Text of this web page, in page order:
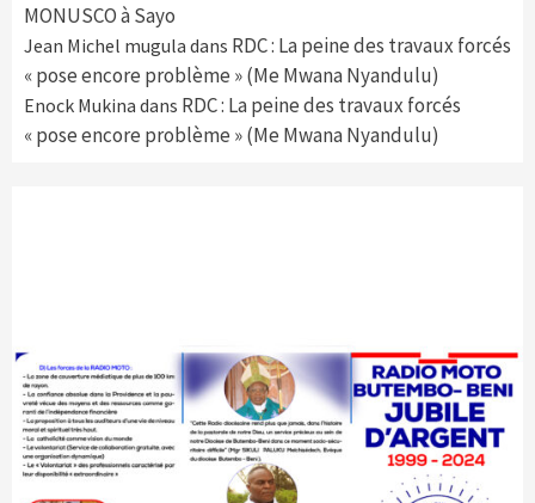
MONUSCO à Sayo
Jean Michel mugula dans RDC : La peine des travaux forcés
« pose encore problème » (Me Mwana Nyandulu)
Enock Mukina dans RDC : La peine des travaux forcés
« pose encore problème » (Me Mwana Nyandulu)